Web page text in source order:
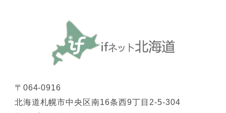
〒064-0916
北海道札幌市中央区南16条西9丁目2-5-304